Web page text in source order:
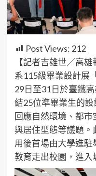
Post Views: 212
【記者吉雄世／高
系115級畢業設計展
29日至31日於臺鐵
結25位準畢業生的
回應自然環境、都
與居住型態等議題
用後首場由大學進
教育走出校園，進入